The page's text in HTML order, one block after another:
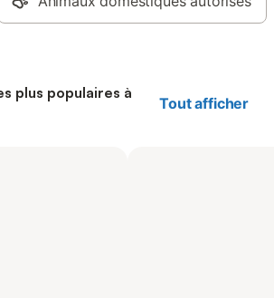
plus populaires à
Tout afficher